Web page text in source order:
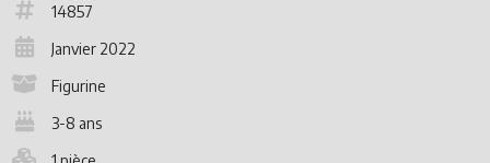
14857
Janvier 2022
Figurine
3-8 ans